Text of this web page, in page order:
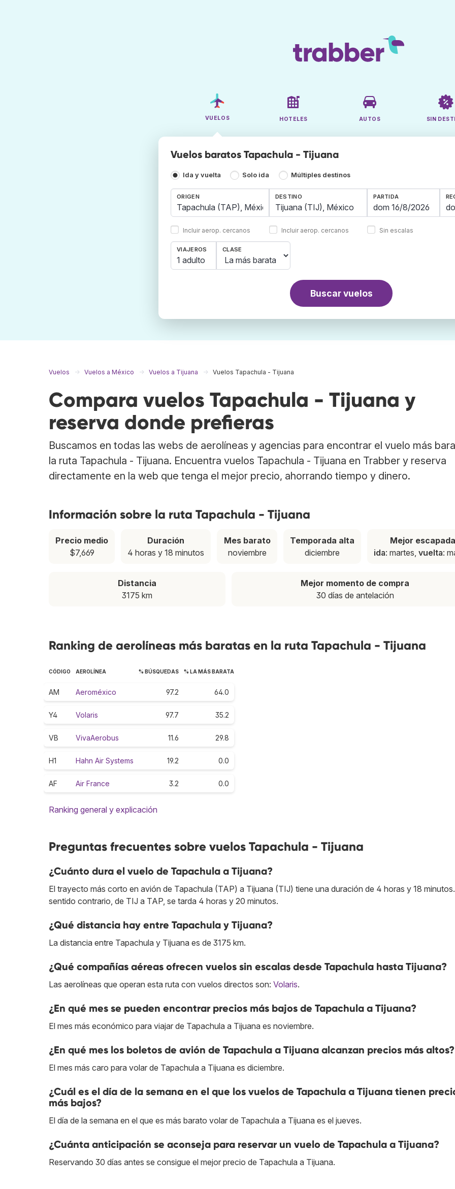
VUELOS HOTELES AUTOS SIN
Vuelos baratos Tapachula - Tijuana
Ida y vuelta Solo ida Múltiples destinos
ORIGEN
Incluir aerop. cercanos
DESTINO
Incluir aerop. cercanos
PARTIDA
Sin escalas
VIAJEROS
1 adulto
CLASE
Buscar vuelos
Vuelos Vuelos a México Vuelos a Tijuana Vuelos Tapachula - Tijuana
Compara vuelos Tapachula - Tijuana y
reserva donde prefieras
Buscamos en todas las webs de aerolíneas y agencias para encontrar el vuelo más
la ruta Tapachula - Tijuana. Encuentra vuelos Tapachula - Tijuana en Trabber y reserva
directamente en la web que tenga el mejor precio, ahorrando tiempo y dinero.
Información sobre la ruta Tapachula - Tijuana
Precio medio
$7,669
Duración
4 horas y 18 minutos
Mes barato
noviembre
Temporada alta
diciembre
Mejor escapada
ida: martes, vuelta:
Distancia
3175 km
Mejor momento de compra
30 días de antelación
Ranking de aerolíneas más baratas en la ruta Tapachula - Tijuana
CÓDIGO AEROLÍNEA % BÚSQUEDAS % LA MÁS BARATA
AM Aeroméxico 97.2 64.0
Y4 Volaris 97.7 35.2
VB VivaAerobus 11.6 29.8
H1 Hahn Air Systems 19.2 0.0
AF Air France 3.2 0.0
Ranking general y explicación
Preguntas frecuentes sobre vuelos Tapachula - Tijuana
¿Cuánto dura el vuelo de Tapachula a Tijuana?
El trayecto más corto en avión de Tapachula (TAP) a Tijuana (TIJ) tiene una duración de 4 horas y 18
sentido contrario, de TIJ a TAP, se tarda 4 horas y 20 minutos.
¿Qué distancia hay entre Tapachula y Tijuana?
La distancia entre Tapachula y Tijuana es de 3175 km.
¿Qué compañías aéreas ofrecen vuelos sin escalas desde Tapachula hasta Tijuana?
Las aerolíneas que operan esta ruta con vuelos directos son: Volaris.
¿En qué mes se pueden encontrar precios más bajos de Tapachula a Tijuana?
El mes más económico para viajar de Tapachula a Tijuana es noviembre.
¿En qué mes los boletos de avión de Tapachula a Tijuana alcanzan precios más altos?
El mes más caro para volar de Tapachula a Tijuana es diciembre.
¿Cuál es el día de la semana en el que los vuelos de Tapachula a Tijuana tienen
más bajos?
El día de la semana en el que es más barato volar de Tapachula a Tijuana es el jueves.
¿Cuánta anticipación se aconseja para reservar un vuelo de Tapachula a Tijuana?
Reservando 30 días antes se consigue el mejor precio de Tapachula a Tijuana.